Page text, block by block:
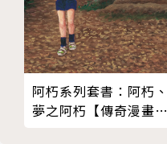
阿朽系列套書：阿朽、
夢之阿朽【傳奇漫畫大